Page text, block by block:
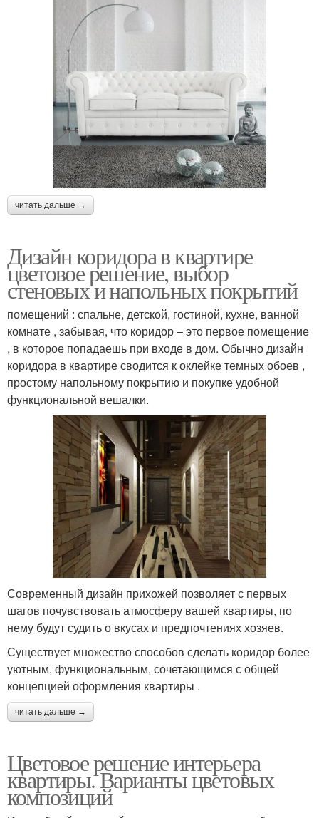
читать дальше →
Дизайн коридора в квартире
цветовое решение, выбор
стеновых и напольных покрытий
помещений : спальне, детской, гостиной, кухне, ванной
комнате , забывая, что коридор – это первое помещение
, в которое попадаешь при входе в дом. Обычно дизайн
коридора в квартире сводится к оклейке темных обоев ,
простому напольному покрытию и покупке удобной
функциональной вешалки.
Современный дизайн прихожей позволяет с первых
шагов почувствовать атмосферу вашей квартиры, по
нему будут судить о вкусах и предпочтениях хозяев.
Существует множество способов сделать коридор более
уютным, функциональным, сочетающимся с общей
концепцией оформления квартиры .
читать дальше →
Цветовое решение интерьера
квартиры. Варианты цветовых
композиций